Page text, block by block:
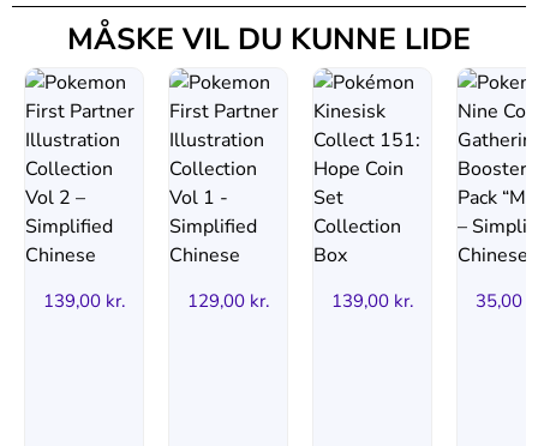
MÅSKE VIL DU KUNNE LIDE
139,00 kr. 129,00 kr. 139,00 kr. 35,00